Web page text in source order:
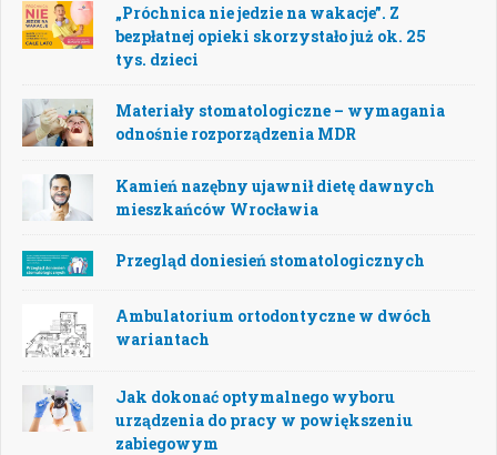
„Próchnica nie jedzie na wakacje”. Z
bezpłatnej opieki skorzystało już ok. 25
tys. dzieci
Materiały stomatologiczne – wymagania
odnośnie rozporządzenia MDR
Kamień nazębny ujawnił dietę dawnych
mieszkańców Wrocławia
Przegląd doniesień stomatologicznych
Ambulatorium ortodontyczne w dwóch
wariantach
Jak dokonać optymalnego wyboru
urządzenia do pracy w powiększeniu
zabiegowym